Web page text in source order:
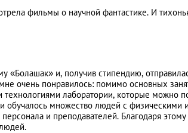
фильмы о научной фантастике. И
«Болашак» и, получив стипендию,
очень понравилось: помимо основных
лаборатории, которые можно
обучалось множество людей с физическими
и преподавателей. Благодаря